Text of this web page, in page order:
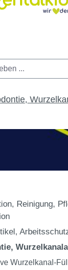
Reinigung,
Wurzelkanal-